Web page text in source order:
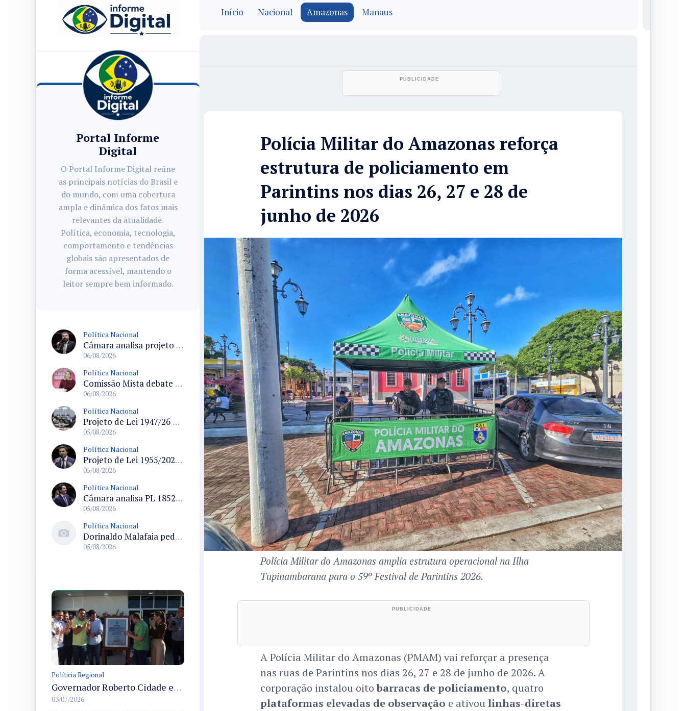
Portal Informe
Digital
O Portal Informe Digital reúne
as principais notícias do Brasil e
do mundo, com uma cobertura
ampla e dinâmica dos fatos mais
relevantes da atualidade.
Política, economia, tecnologia,
comportamento e tendências
globais são apresentados de
forma acessível, mantendo o
leitor sempre bem informado.
Política Nacional
Câmara analisa projeto que autoriza policiais civis embarcarem armados em aeronaves civis mediante regras
06/08/2026
Política Nacional
Comissão Mista debate financiamento da educação infantil e desafios do Fundeb e do CAQ na oferta de creches
06/08/2026
Política Nacional
Projeto de Lei 1947/26 propõe fim de margens para cartão de crédito e consignado do INSS
05/08/2026
Política Nacional
Projeto de Lei 1955/2026 propõe criação de geração livre de fumo ao restringir venda de vapes a nascidos desde 1º de janeiro de 2009
05/08/2026
Política Nacional
Câmara analisa PL 1852/26 que institui Política Nacional de Gestão de Desempenho e Eficiência para servidores públicos
05/08/2026
Política Nacional
Dorinaldo Malafaia pede vacinação ativa ao Ministério da Saúde para reverter queda na cobertura vacinal no Brasil
05/08/2026
Políticia Regional
Governador Roberto Cidade entrega readequação do ambulatório da FCecon e amplia capacidade de atendimento oncológico em Manaus
03/07/2026
Início Nacional Amazonas Manaus
Polícia Militar do Amazonas reforça
estrutura de policiamento em
Parintins nos dias 26, 27 e 28 de
junho de 2026
Polícia Militar do Amazonas amplia estrutura operacional na Ilha
Tupinambarana para o 59º Festival de Parintins 2026.
A Polícia Militar do Amazonas (PMAM) vai reforçar a presença
nas ruas de Parintins nos dias 26, 27 e 28 de junho de 2026. A
corporação instalou oitobarracas de policiamento, quatro
plataformas elevadas de observação e ativou linhas-diretas